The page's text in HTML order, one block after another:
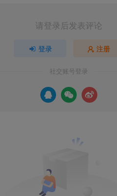
请登录后发表评论
登录 注册
社交账号登录